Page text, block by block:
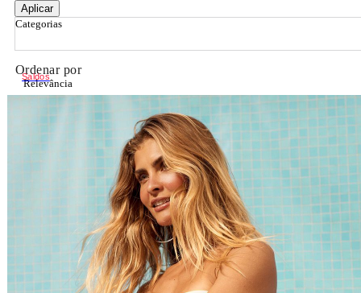
Aplicar
Categorias
Ordenar por
Relevância
Relevância
Preço Crescente
Preço Decrescente
Nome do Produto A - Z
Nome do Produto Z - A
Filtrar & Ordenar
Saldos